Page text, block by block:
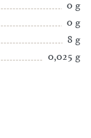
0 g
0 g
8 g
0,025 g